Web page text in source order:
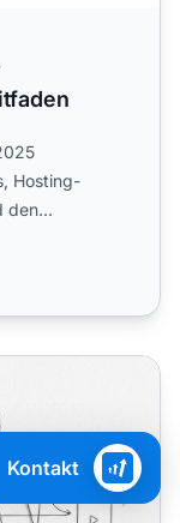
Hosting-
den
für alle
Kontakt